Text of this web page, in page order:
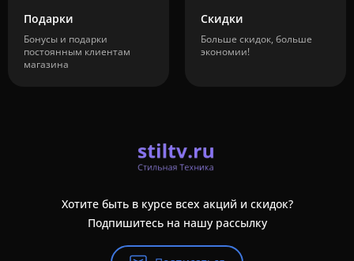
Подарки
Бонусы и подарки
постоянным клиентам
магазина
Скидки
Больше скидок, больше
экономии!
Хотите быть в курсе всех акций и скидок?
Подпишитесь на нашу рассылку